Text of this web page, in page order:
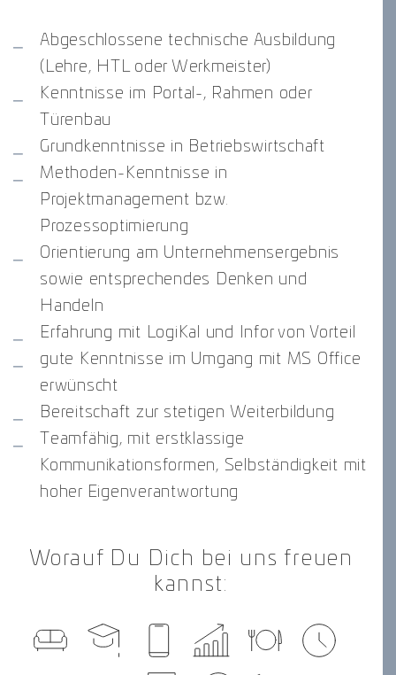
Abgeschlossene technische Ausbildung
(Lehre, HTL oder Werkmeister)
Kenntnisse im Portal-, Rahmen oder
Türenbau
Grundkenntnisse in Betriebswirtschaft
Methoden-Kenntnisse in
Projektmanagement bzw.
Prozessoptimierung
Orientierung am Unternehmensergebnis
sowie entsprechendes Denken und
Handeln
Erfahrung mit LogiKal und Infor von Vorteil
gute Kenntnisse im Umgang mit MS Office
erwünscht
Bereitschaft zur stetigen Weiterbildung
Teamfähig, mit erstklassige
Kommunikationsformen, Selbständigkeit mit
hoher Eigenverantwortung
Worauf Du Dich bei uns freuen
kannst: